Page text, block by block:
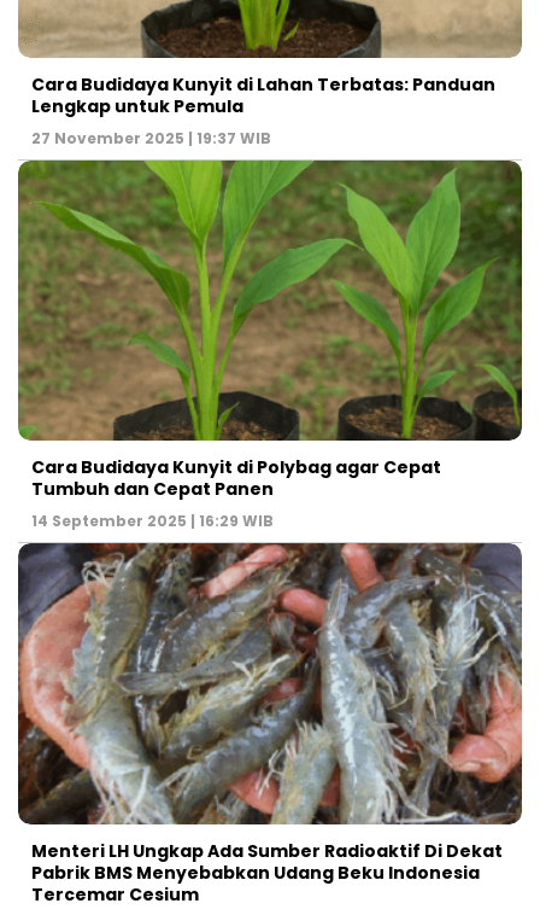
Cara Budidaya Kunyit di Lahan Terbatas: Panduan
Lengkap untuk Pemula
27 November 2025 | 19:37 WIB
Cara Budidaya Kunyit di Polybag agar Cepat
Tumbuh dan Cepat Panen
14 September 2025 | 16:29 WIB
Menteri LH Ungkap Ada Sumber Radioaktif Di Dekat
Pabrik BMS Menyebabkan Udang Beku Indonesia
Tercemar Cesium